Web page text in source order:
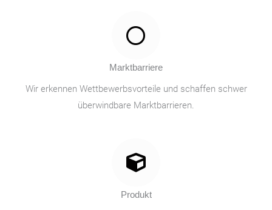
Marktbarriere
Wir erkennen Wettbewerbsvorteile und schaffen schwer
überwindbare Marktbarrieren.
Produkt